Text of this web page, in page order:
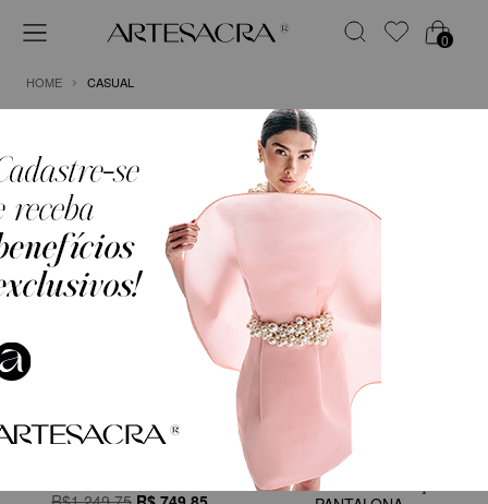
0
HOME CASUAL
ORDENAR POR
CONJUNTO EM CREPE COM
BLUSA CAPA E CALÇA